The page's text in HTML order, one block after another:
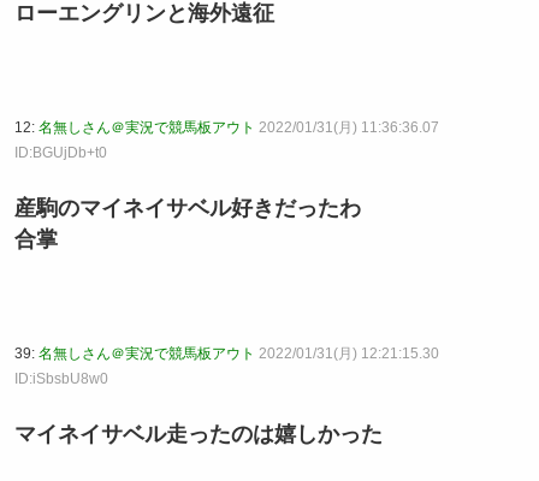
ローエングリンと海外遠征
12: 名無しさん＠実況で競馬板アウト 2022/01/31(月) 11:36:36.07
ID:BGUjDb+t0
産駒のマイネイサベル好きだったわ
合掌
39: 名無しさん＠実況で競馬板アウト 2022/01/31(月) 12:21:15.30
ID:iSbsbU8w0
マイネイサベル走ったのは嬉しかった